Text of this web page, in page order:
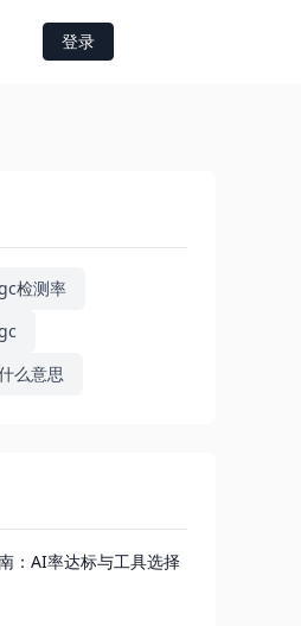
登录
检测率
么意思
：AI率达标与工具选择